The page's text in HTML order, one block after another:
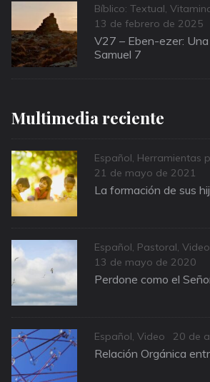
Categories
Bíblico: Textual,
Posted
on
13 de febrero de 2025
V27 – Eben-ezer:
Samuel 7
Multimedia reciente
Categories
Español, Herramientas
Posted
on
21 de mayo de 2021
La formación de sus
Categories
Español, Pastoral, Video
Posted
on
13 de mayo de 2020
Perdone como el
Categories
Español, Video
Posted
on
20 de
Relación Orgánica